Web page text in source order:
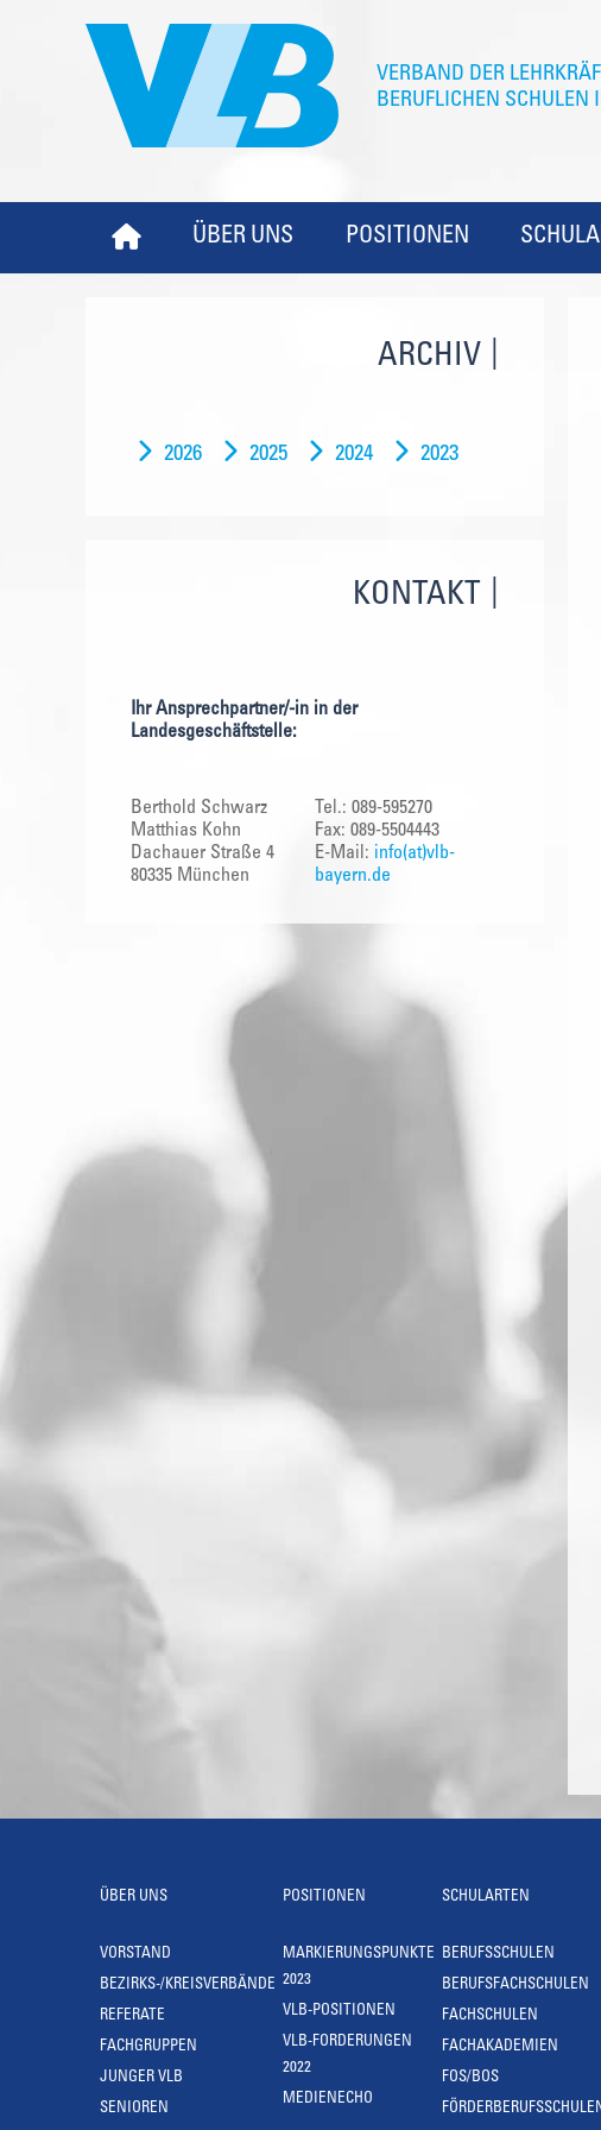
ÜBER UNS POSITIONEN
ARCHIV
2026 2025 2024 2023
KONTAKT
Ihr Ansprechpartner/-in in der
Landesgeschäftstelle:
Berthold Schwarz
Matthias Kohn
Dachauer Straße 4
80335 München
Tel.: 089-595270
Fax: 089-5504443
E-Mail: info(at)vlb-
bayern.de
ÜBER UNS
VORSTAND
BEZIRKS-/KREISVERBÄNDE
REFERATE
FACHGRUPPEN
JUNGER VLB
SENIOREN
POSITIONEN
MARKIERUNGSPUNKTE
2023
VLB-POSITIONEN
VLB-FORDERUNGEN
2022
MEDIENECHO
SCHULARTEN
BERUFSSCHULEN
BERUFSFACHSCHULEN
FACHSCHULEN
FACHAKADEMIEN
FOS/BOS